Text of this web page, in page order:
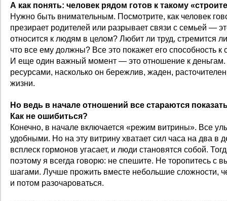
А как понять: человек рядом готов к такому
Нужно быть внимательным. Посмотрите, как человек
презирает родителей или разрывает связи с семьей —
относится к людям в целом? Любит ли труд, стремится
что все ему должны? Все это покажет его способность к
И еще один важный момент — это отношение к деньгам.
ресурсами, насколько он бережлив, жаден,
жизни.
Но ведь в начале отношений все стараются
Как не ошибиться?
Конечно, в начале включается «режим витрины». Все
удобными. Но на эту витрину хватает сил часа на два в
всплеск гормонов угасает, и люди становятся собой.
поэтому я всегда говорю: не спешите. Не торопитесь с
шагами. Лучше прожить вместе небольшие сложности,
и потом разочароваться.